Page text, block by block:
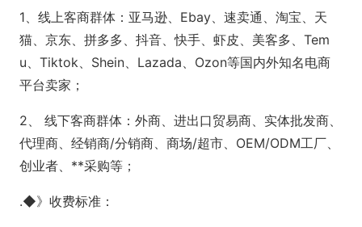
1、线上客商群体：亚马逊、Ebay、速卖通、淘宝、天
猫、京东、拼多多、抖音、快手、虾皮、美客多、Tem
u、Tiktok、Shein、Lazada、Ozon等国内外知名电商
平台卖家；
2、 线下客商群体：外商、进出口贸易商、实体批发商、
代理商、经销商/分销商、商场/超市、OEM/ODM工厂、
创业者、**采购等；
.◆》收费标准：